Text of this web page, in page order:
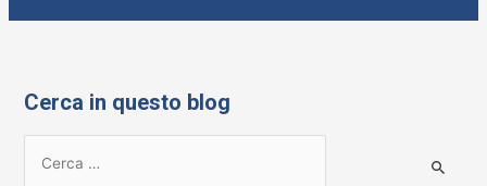
Cerca in questo blog